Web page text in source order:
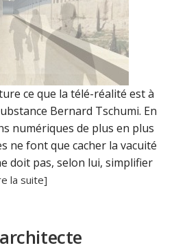
ce que la télé-réalité est à
Bernard Tschumi. En
numériques de plus en plus
ne font que cacher la vacuité
doit pas, selon lui, simplifier
la suite]